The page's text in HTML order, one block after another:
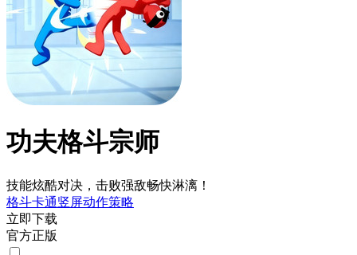
功夫格斗宗师
技能炫酷对决，击败强敌畅快淋漓！
格斗卡通竖屏动作策略
立即下载
官方正版